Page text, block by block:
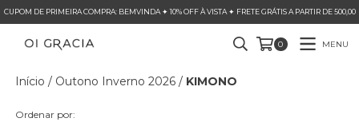
CUPOM DE PRIMEIRA COMPRA: BEMVINDA ✦ 10% OFF À VISTA ✦ FRETE GRÁTIS A PARTIR DE 500,00
0 MENU
Início / Outono Inverno 2026 / KIMONO
Ordenar por: